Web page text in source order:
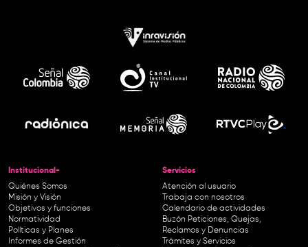
Institucional-
Quiénes Somos
Misión y Visión
Objetivos y funciones
Normatividad
Políticas y Planes
Informes de Gestión
Servicios
Atención al usuario
Trabaja con nosotros
Calendario de actividades
Buzón Peticiones, Quejas,
Reclamos y Denuncias
Trámites y Servicios